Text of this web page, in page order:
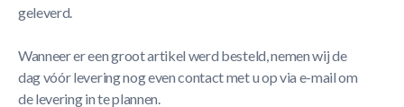
geleverd.
Wanneer er een groot artikel werd besteld, nemen wij de
dag vóór levering nog even contact met u op via e-mail om
de levering in te plannen.